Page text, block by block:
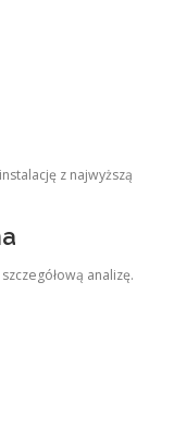
z najwyższą
analizę.